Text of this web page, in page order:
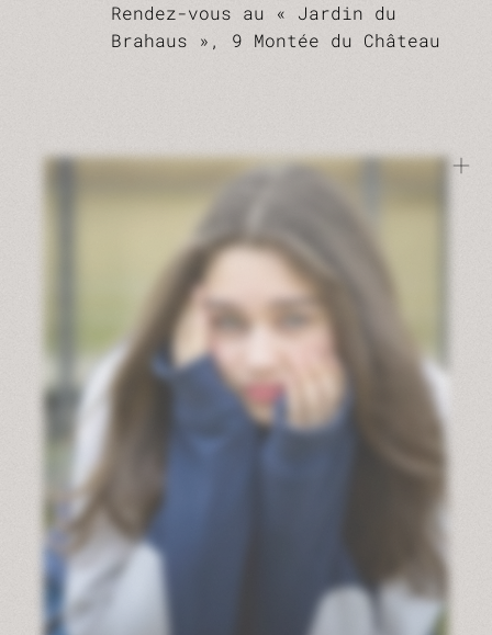
Rendez-vous au « Jardin du
Brahaus », 9 Montée du Château